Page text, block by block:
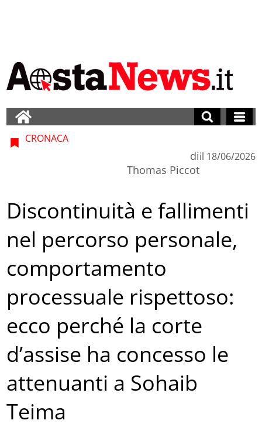
CRONACA
di
Thomas Piccot
il 18/06/2026
Discontinuità e fallimenti
nel percorso personale,
comportamento
processuale rispettoso:
ecco perché la corte
d’assise ha concesso le
attenuanti a Sohaib
Teima